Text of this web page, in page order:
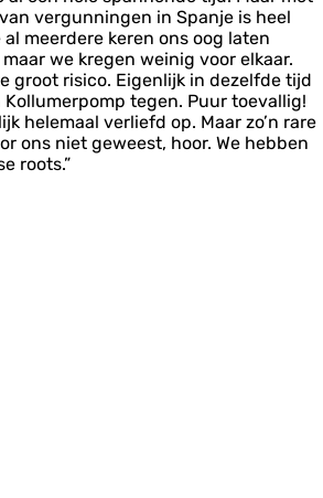
vergunningen in Spanje is heel
meerdere keren ons oog laten
we kregen weinig voor elkaar.
groot risico. Eigenlijk in dezelfde tijd
Kollumerpomp tegen. Puur toevallig!
helemaal verliefd op. Maar zo’n rare
ons niet geweest, hoor. We hebben
roots.”